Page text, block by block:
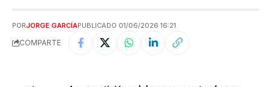
PORJORGE GARCÍAPUBLICADO 01/06/2026 16:21
COMPARTE